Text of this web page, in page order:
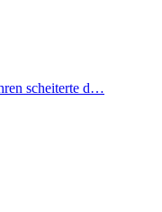
scheiterte d…